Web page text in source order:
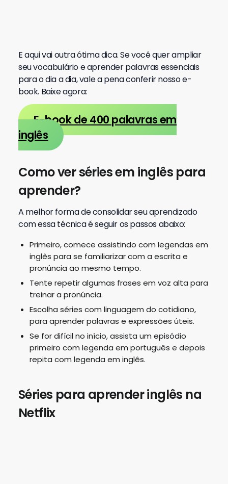
E aqui vai outra ótima dica. Se você quer ampliar
seu vocabulário e aprender palavras essenciais
para o dia a dia, vale a pena conferir nosso e-
book. Baixe agora:
E-book de 400 palavras em
inglês
Como ver séries em inglês para
aprender?
A melhor forma de consolidar seu aprendizado
com essa técnica é seguir os passos abaixo:
Primeiro, comece assistindo com legendas em
inglês para se familiarizar com a escrita e
pronúncia ao mesmo tempo.
Tente repetir algumas frases em voz alta para
treinar a pronúncia.
Escolha séries com linguagem do cotidiano,
para aprender palavras e expressões úteis.
Se for difícil no início, assista um episódio
primeiro com legenda em português e depois
repita com legenda em inglês.
Séries para aprender inglês na
Netflix